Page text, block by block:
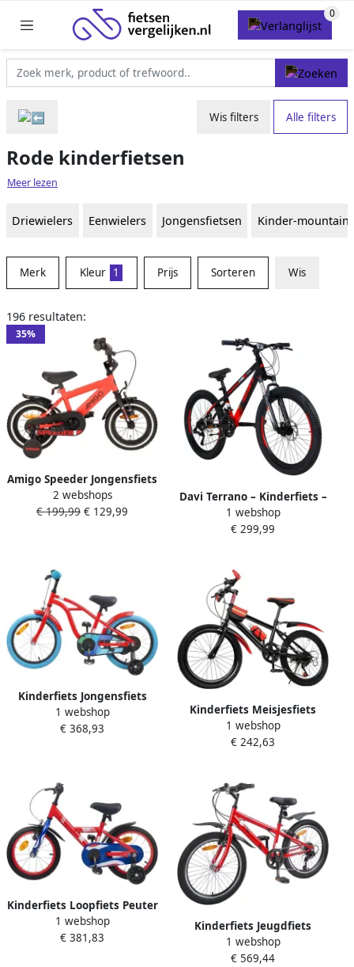
Wis filters Alle filters
Rode kinderfietsen
Meer lezen
Driewielers Eenwielers Jongensfietsen Kinder-
Merk Kleur 1 Prijs Sorteren Wis
196 resultaten:
35%
Amigo Speeder Jongensfiets
12 Inch 21 5 cm Kinderfiets
voor Jongens Terugtraprem
2 webshops
€ 199,99 € 129,99
Davi Terrano – Kinderfiets –
24 inch – 21 versnellingen –
Schijfremmen – 130-160 cm
1 webshop
€ 299,99
Kinderfiets Jongensfiets
Peuters Buiten Spelen
Klassiek Design 16 inch
1 webshop
€ 368,93
Kinderfiets Meisjesfiets
Kinder Mountainbike
Buiten Fietsen 7
1 webshop
€ 242,63
Kinderfiets Loopfiets Peuter
Leren Fietsen Dubbel
Remsysteem 14 inch Rood
1 webshop
€ 381,83
Kinderfiets Jeugdfiets
Buiten spelen 6
versnellingen 20 inch Rood
1 webshop
€ 569,44